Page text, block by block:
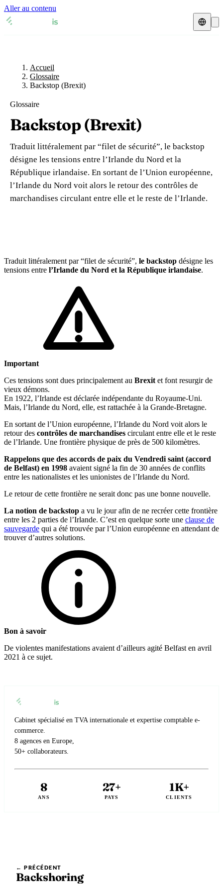
Aller au contenu
🇫🇷 France
🇬🇧 Royaume-Uni
🇧🇪 Belgique
🇮🇹 Italie
🇳🇴 Norvège
Voir tous les pays
Fiches TVA
🇫🇷 France
🇬🇧
🇨🇭 Suisse
🇧🇪
🇩🇪Allemagne
🇮🇹 Italie
🇳🇱 Pays-Bas
Expert-comptable
Expert-comptable e-commerce
Expert-comptable Amazon
Ressources & Blog
Blog
Glossaire
Vérifier un n° TVA
Calculateur de TVA
Accueil
Glossaire
Backstop (Brexit)
Glossaire
Backstop (Brexit)
Traduit littéralement par “filet de sécurité”, le backstop
désigne les tensions entre l’Irlande du Nord et la
République irlandaise. En sortant de l’Union européenne,
l’Irlande du Nord voit alors le retour des contrôles de
marchandises circulant entre elle et le reste de l’Irlande.
Traduit littéralement par “filet de sécurité”, le backstop désigne les
tensions entre l’Irlande du Nord et la République irlandaise.
Important
Ces tensions sont dues principalement au Brexit et font resurgir de
vieux démons.
En 1922, l’Irlande est déclarée indépendante du Royaume-Uni.
Mais, l’Irlande du Nord, elle, est rattachée à la Grande-Bretagne.
En sortant de l’Union européenne, l’Irlande du Nord voit alors le
retour des contrôles de marchandises circulant entre elle et le reste
de l’Irlande. Une frontière physique de près de 500 kilomètres.
Rappelons que des accords de paix du Vendredi saint (accord
de Belfast) en 1998 avaient signé la fin de 30 années de conflits
entre les nationalistes et les unionistes de l’Irlande du Nord.
Le retour de cette frontière ne serait donc pas une bonne nouvelle.
La notion de backstop a vu le jour afin de ne recréer cette frontière
entre les 2 parties de l’Irlande. C’est en quelque sorte une clause de
sauvegarde qui a été trouvée par l’Union européenne en attendant de
trouver d’autres solutions.
Bon à savoir
De violentes manifestations avaient d’ailleurs agité Belfast en avril
2021 à ce sujet.
Cabinet spécialisé en TVA internationale et expertise comptable e-
commerce.
8 agences en Europe,
50+ collaborateurs.
8
ANS
27+
PAYS
1K+
CLIENTS
← PRÉCÉDENT
Backshoring